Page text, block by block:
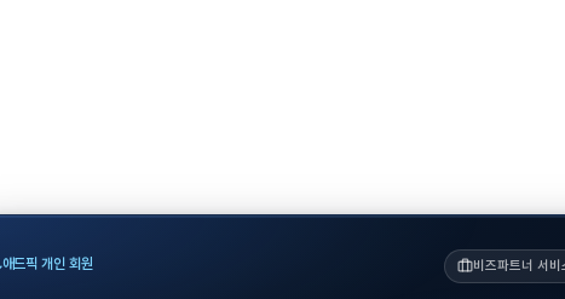
애드픽 개인 회원 비즈파트너 서비